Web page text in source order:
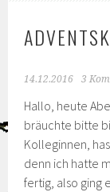
14.12.2016 3
Hallo, heute
bräuchte bitte
Kolleginnen,
denn ich hatte
fertig, also ging